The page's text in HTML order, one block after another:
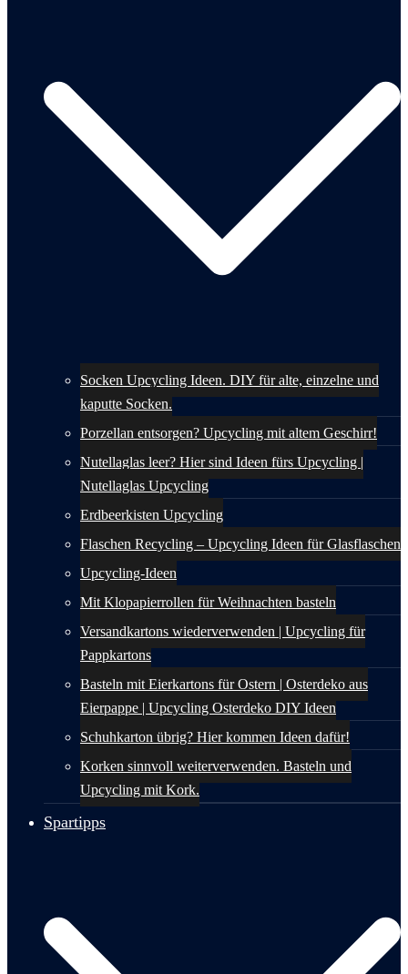
Socken Upcycling Ideen. DIY für alte, einzelne und
kaputte Socken.
Porzellan entsorgen? Upcycling mit altem Geschirr!
Nutellaglas leer? Hier sind Ideen fürs Upcycling |
Nutellaglas Upcycling
Erdbeerkisten Upcycling
Flaschen Recycling – Upcycling Ideen für Glasflaschen
Upcycling-Ideen
Mit Klopapierrollen für Weihnachten basteln
Versandkartons wiederverwenden | Upcycling für
Pappkartons
Basteln mit Eierkartons für Ostern | Osterdeko aus
Eierpappe | Upcycling Osterdeko DIY Ideen
Schuhkarton übrig? Hier kommen Ideen dafür!
Korken sinnvoll weiterverwenden. Basteln und
Upcycling mit Kork.
Spartipps